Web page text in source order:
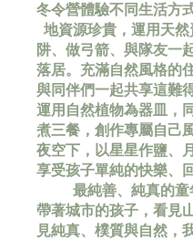
冬令營體驗不同生活方
地資源珍貴，運用天
阱、做弓箭、與隊友一
落居。充滿自然風格的
與同伴們一起共享這難
運用自然植物為器皿，
煮三餐，創作專屬自己
夜空下，以星星作鹽、
享受孩子單純的快樂、
最純善、純真的童
帶著城市的孩子，看見
見純真、樸質與自然，